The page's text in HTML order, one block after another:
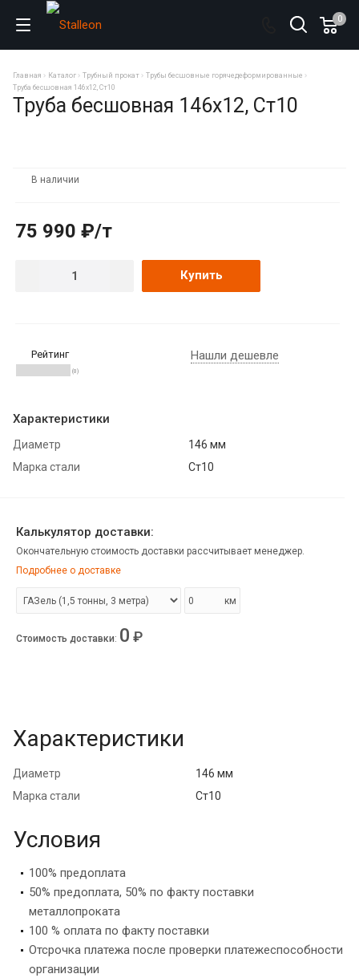
0
Главная Каталог Трубный прокат
Трубы бесшовные горячедеформированные
Труба бесшовная 146х12, Ст10
Труба бесшовная 146х12, Ст10
В наличии
75 990 ₽/т
Купить
Рейтинг
(0)
Нашли дешевле
Характеристики
Диаметр
146 мм
Марка стали
Ст10
Калькулятор доставки:
Окончательную стоимость доставки рассчитывает менеджер.
Подробнее о доставке
км
Стоимость доставки: 0 ₽
Характеристики
Диаметр
146 мм
Марка стали
Ст10
Условия
100% предоплата
50% предоплата, 50% по факту поставки
металлопроката
100 % оплата по факту поставки
Отсрочка платежа после проверки платежеспособности
организации